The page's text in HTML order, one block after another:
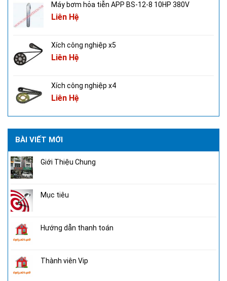
Máy bơm hỏa tiễn APP BS-12-8 10HP 380V
Liên Hệ
Xích công nghiệp x5
Liên Hệ
Xích công nghiệp x4
Liên Hệ
BÀI VIẾT MỚI
Giới Thiệu Chung
Mục tiêu
Hướng dẫn thanh toán
Thành viên Vip